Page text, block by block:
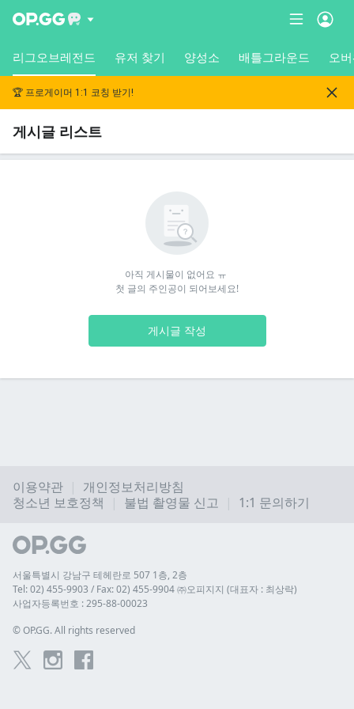
리그오브레전드 유저 찾기 양성소 배틀그라운드 오
🏆 프로게이머 1:1 코칭 받기!
게시글 리스트
아직 게시물이 없어요 ㅠ
첫 글의 주인공이 되어보세요!
게시글 작성
이용약관
개인정보처리방침
청소년 보호정책
불법 촬영물 신고 1:1 문의하기
서울특별시 강남구 테헤란로 507 1층, 2층
Tel: 02) 455-9903 / Fax: 02) 455-9904 ㈜오피지지 (대표자 : 최상락)
사업자등록번호 : 295-88-00023
© OP.GG. All rights reserved